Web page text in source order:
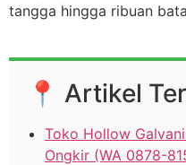
tangga hingga ribuan
📍 Artikel
Toko Hollow
Ongkir (WA 0878-